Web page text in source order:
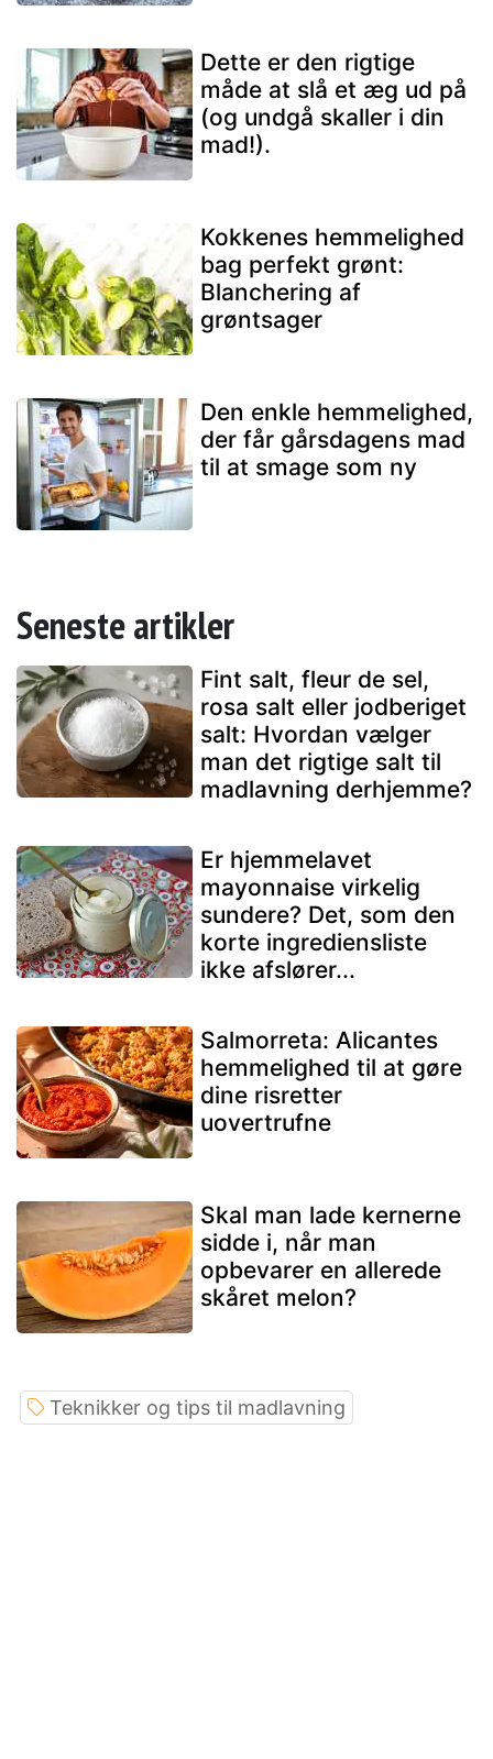
Dette er den rigtige
måde at slå et æg ud på
(og undgå skaller i din
mad!).
Kokkenes hemmelighed
bag perfekt grønt:
Blanchering af
grøntsager
Den enkle hemmelighed,
der får gårsdagens mad
til at smage som ny
Seneste artikler
Fint salt, fleur de sel,
rosa salt eller jodberiget
salt: Hvordan vælger
man det rigtige salt til
madlavning derhjemme?
Er hjemmelavet
mayonnaise virkelig
sundere? Det, som den
korte ingrediensliste
ikke afslører...
Salmorreta: Alicantes
hemmelighed til at gøre
dine risretter
uovertrufne
Skal man lade kernerne
sidde i, når man
opbevarer en allerede
skåret melon?
Teknikker og tips til madlavning